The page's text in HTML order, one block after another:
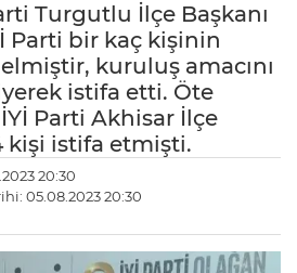
Turgutlu İlçe Başkanı
Parti bir kaç kişinin
kuruluş amacını
istifa etti. Öte
Parti Akhisar İlçe
kişi istifa etmişti.
20:30
05.08.2023 20:30